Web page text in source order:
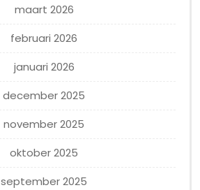
maart 2026
februari 2026
januari 2026
december 2025
november 2025
oktober 2025
september 2025